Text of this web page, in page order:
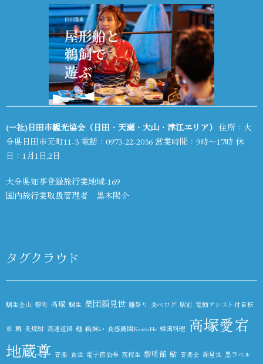
(一社)日田市観光協会（日田・天瀬・大山・津江エリア） 住所：大
分県日田市元町11-3 電話： 0973-22-2036 営業時間：9時～17時 休
日：1月1日,2日
大分県知事登録旅行業地域-169
国内旅行業取扱管理者 黒木陽介
タグクラウド
鯛生金山 黎明 高塚 鯛生 集団顔見世 雛祭り 食べログ 駅前 電動アシスト付自転
車 鯛 麦焼酎 高速道路 麺 鵜飼い 食感農園KazetoNe 韓国料理 高塚愛宕
地蔵尊 音楽 食堂 電子宿泊券 高校生 黎明館 鮎 音楽会 顔見世 黒ラベル